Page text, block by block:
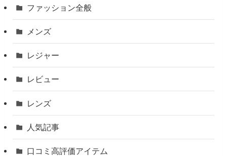
ファッション全般
メンズ
レジャー
レビュー
レンズ
人気記事
口コミ高評価アイテム